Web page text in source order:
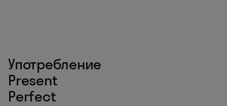
Употребление
Present
Perfect